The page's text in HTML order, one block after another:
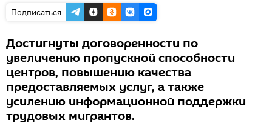
Подписаться
Достигнуты договоренности по
увеличению пропускной способности
центров, повышению качества
предоставляемых услуг, а также
усилению информационной поддержки
трудовых мигрантов.